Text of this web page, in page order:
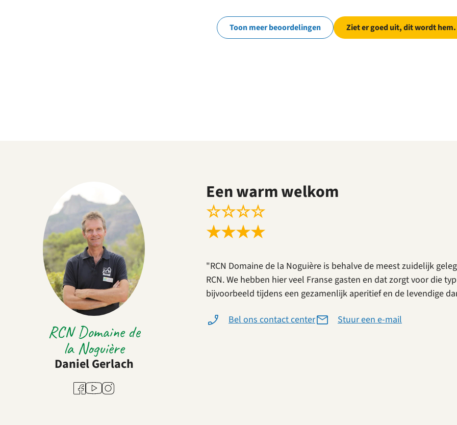
Toon meer beoordelingen Ziet er goed uit, dit wordt hem.
RCN Domaine de
la Noguière
Daniel Gerlach
Facebook
YoutubeInstagram
Een warm welkom
☆☆☆☆
★★★★
"RCN Domaine de la Noguière is behalve de meest zuidelijk
RCN. We hebben hier veel Franse gasten en dat zorgt voor die
bijvoorbeeld tijdens een gezamenlijk aperitief en de levendige
Bel ons contact center Stuur een e-mail